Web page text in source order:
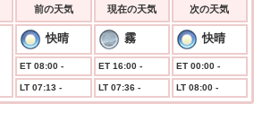
前の天気 現在の天気 次の天気
快晴 霧 快晴
ET 08:00 - ET 16:00 - ET 00:00 -
LT 07:13 - LT 07:36 - LT 08:00 -